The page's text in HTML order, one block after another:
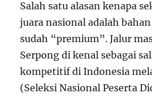
Salah satu alasan kenapa
juara nasional adalah
sudah “premium”. Jalur
Serpong di kenal sebagai
kompetitif di Indonesia
(Seleksi Nasional Peserta